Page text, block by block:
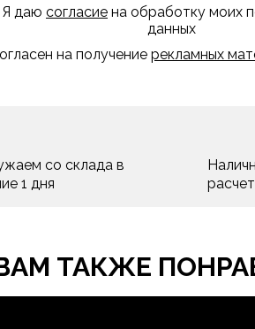
Я даю согласие на обработку моих
данных
на получение рекламных
со склада в
1 дня
расчет
ТАКЖЕ